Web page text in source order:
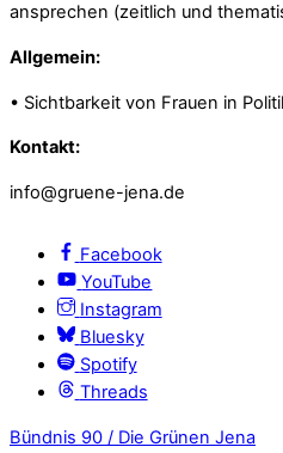
ansprechen (zeitlich und
Allgemein:
• Sichtbarkeit von Frauen in
Kontakt:
info@gruene-jena.de
Facebook
YouTube
Instagram
Bluesky
Spotify
Threads
Bündnis 90 / Die Grünen Jena